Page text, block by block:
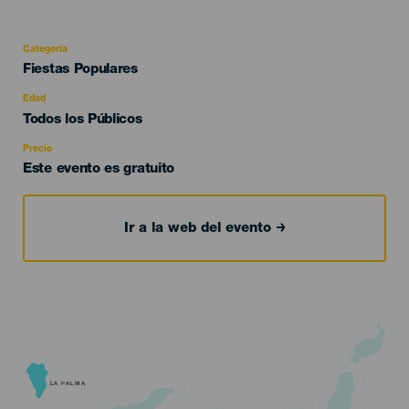
Categoría
Categoría
evento
Fiestas Populares
Edad
Edad
Todos los Públicos
Precio
Este evento es gratuito
Ir a la web del evento
LA PALMA